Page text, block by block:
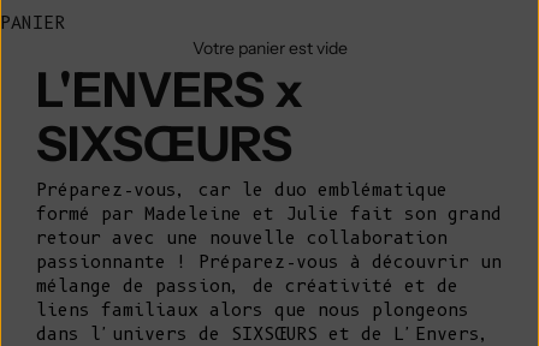
PANIER
Votre panier est vide
L'ENVERS x
SIXSŒURS
Préparez-vous, car le duo emblématique
formé par Madeleine et Julie fait son grand
retour avec une nouvelle collaboration
passionnante ! Préparez-vous à découvrir un
mélange de passion, de créativité et de
liens familiaux alors que nous plongeons
dans l'univers de SIXSŒURS et de L'Envers,